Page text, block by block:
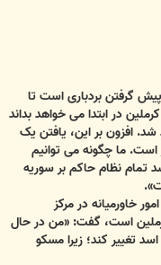
گرفتن بردباری است تا
در ابتدا می خواهد بداند
افزون بر این، یافتن یک
است. ما چگونه می توانیم
نظام حاکم بر سوریه
خاورمیانه در مرکز
است، گفت: «من در حال
تغییر کند؛ زیرا مسکو